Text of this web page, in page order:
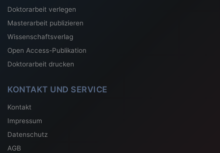
Doktorarbeit verlegen
Masterarbeit publizieren
Wissenschaftsverlag
Open Access-Publikation
Doktorarbeit drucken
KONTAKT UND SERVICE
Kontakt
Impressum
Datenschutz
AGB